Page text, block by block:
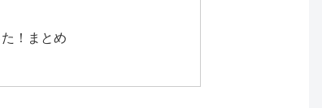
！まとめ